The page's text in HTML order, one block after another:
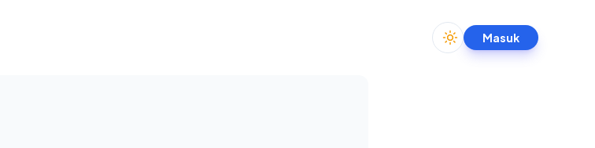
Toggle theme
Masuk